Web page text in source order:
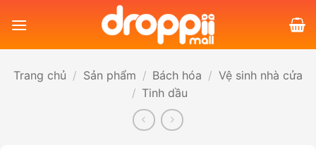
qua
Trang chủ / Sản phẩm / Bách hóa / Vệ sinh nhà cửa
/ Tinh dầu